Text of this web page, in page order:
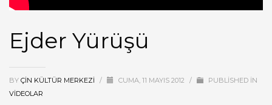
Ejder Yürüşü
BY ÇIN KÜLTÜR MERKEZI / CUMA, 11 MAYIS 2012 /
PUBLISHED IN
VIDEOLAR